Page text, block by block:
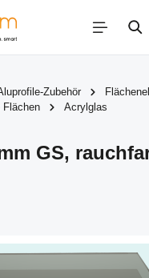
Zubehör
Flächen
Acrylglas
GS,